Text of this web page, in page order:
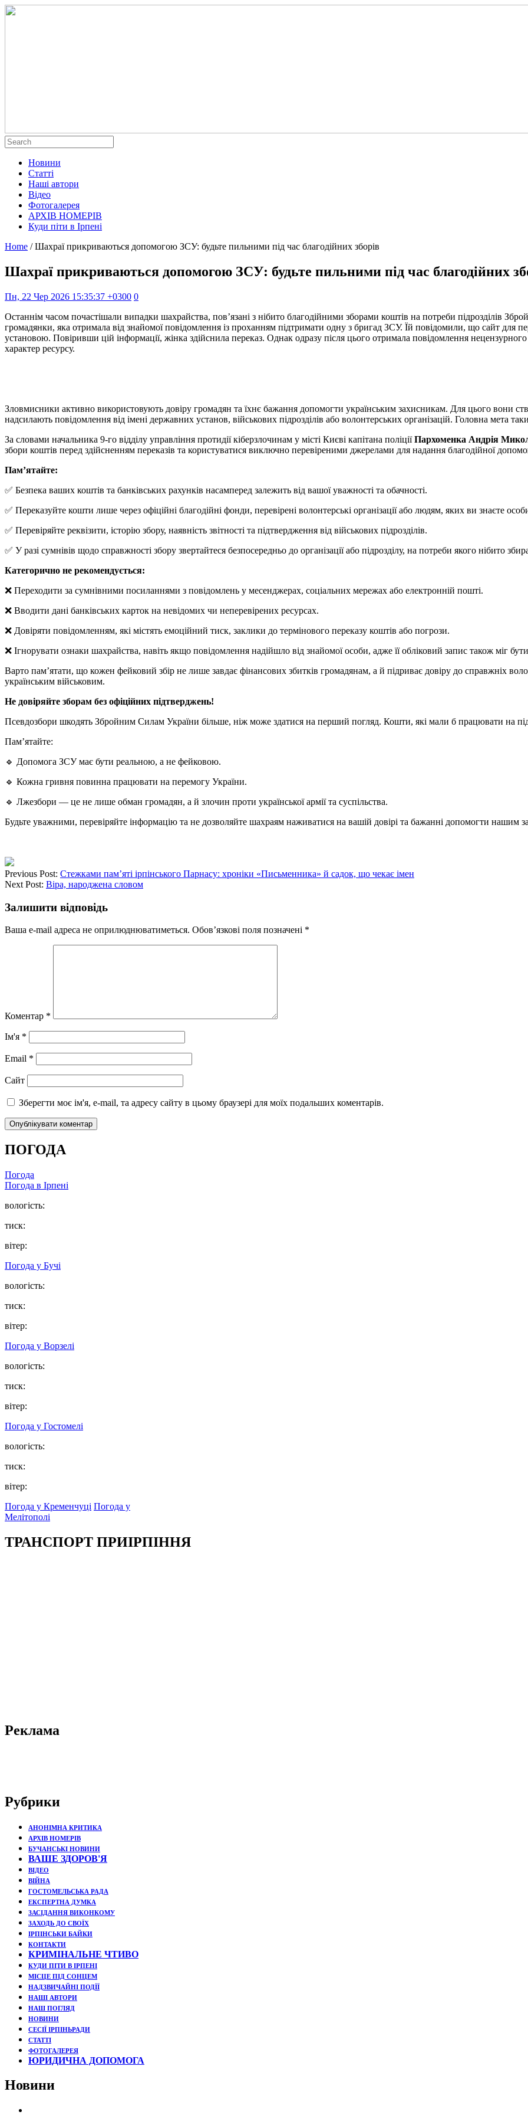
Новини
Статті
Наші автори
Відео
Фотогалерея
АРХІВ НОМЕРІВ
Куди піти в Ірпені
Home / Шахраї прикриваються допомогою ЗСУ: будьте пильними під час благодійних зборів
Шахраї прикриваються допомогою ЗСУ: будьте пильними під час благодійних
Пн, 22 Чер 2026 15:35:37 +0300 0
Останнім часом почастішали випадки шахрайства, пов’язані з нібито благодійними зборами коштів на потреби підрозділів
громадянки, яка отримала від знайомої повідомлення із проханням підтримати одну з бригад ЗСУ. Їй повідомили, що сайт для
установою. Повіривши цій інформації, жінка здійснила переказ. Однак одразу після цього отримала повідомлення
характер ресурсу.
Зловмисники активно використовують довіру громадян та їхнє бажання допомогти українським захисникам. Для цього вони
надсилають повідомлення від імені державних установ, військових підрозділів або волонтерських організацій. Головна мета
За словами начальника 9-го відділу управління протидії кіберзлочинам у місті Києві капітана поліціїПархоменка Андрія
збори коштів перед здійсненням переказів та користуватися виключно перевіреними джерелами для надання благодійної
Пам’ятайте:
✅ Безпека ваших коштів та банківських рахунків насамперед залежить від вашої уважності та обачності.
✅ Переказуйте кошти лише через офіційні благодійні фонди, перевірені волонтерські організації або людям, яких ви знаєте
✅ Перевіряйте реквізити, історію збору, наявність звітності та підтвердження від військових підрозділів.
✅ У разі сумнівів щодо справжності збору звертайтеся безпосередньо до організації або підрозділу, на потреби якого нібито
Категорично не рекомендується:
❌ Переходити за сумнівними посиланнями з повідомлень у месенджерах, соціальних мережах або електронній пошті.
❌ Вводити дані банківських карток на невідомих чи неперевірених ресурсах.
❌ Довіряти повідомленням, які містять емоційний тиск, заклики до термінового переказу коштів або погрози.
❌ Ігнорувати ознаки шахрайства, навіть якщо повідомлення надійшло від знайомої особи, адже її обліковий запис також міг
Варто пам’ятати, що кожен фейковий збір не лише завдає фінансових збитків громадянам, а й підриває довіру до справжніх
українським військовим.
Не довіряйте зборам без офіційних підтверджень!
Псевдозбори шкодять Збройним Силам України більше, ніж може здатися на перший погляд. Кошти, які мали б працювати на
Пам’ятайте:
🔹 Допомога ЗСУ має бути реальною, а не фейковою.
🔹 Кожна гривня повинна працювати на перемогу України.
🔹 Лжезбори — це не лише обман громадян, а й злочин проти української армії та суспільства.
Будьте уважними, перевіряйте інформацію та не дозволяйте шахраям наживатися на вашій довірі та бажанні допомогти нашим
Previous Post: Стежками пам’яті ірпінського Парнасу: хроніки «Письменника» й садок, що чекає імен
Next Post: Віра, народжена словом
Залишити відповідь
Ваша e-mail адреса не оприлюднюватиметься. Обов’язкові поля позначені *
Коментар *
Ім'я *
Email *
Сайт
Зберегти моє ім'я, e-mail, та адресу сайту в цьому браузері для моїх подальших коментарів.
ПОГОДА
Погода
Погода в Ірпені
вологість:
тиск:
вітер:
Погода у Бучі
вологість:
тиск:
вітер:
Погода у Ворзелі
вологість:
тиск:
вітер:
Погода у Гостомелі
вологість:
тиск:
вітер:
Погода у Кременчуці Погода у
Мелітополі
ТРАНСПОРТ ПРИІРПІННЯ
Реклама
Рубрики
АНОНІМНА КРИТИКА
АРХІВ НОМЕРІВ
БУЧАНСЬКІ НОВИНИ
ВАШЕ ЗДОРОВ'Я
ВІДЕО
ВІЙНА
ГОСТОМЕЛЬСЬКА РАДА
ЕКСПЕРТНА ДУМКА
ЗАСІДАННЯ ВИКОНКОМУ
ЗАХОДЬ ДО СВОЇХ
ІРПІНСЬКИ БАЙКИ
КОНТАКТИ
КРИМІНАЛЬНЕ ЧТИВО
КУДИ ПІТИ В ІРПЕНІ
МІСЦЕ ПІД СОНЦЕМ
НАДЗВИЧАЙНІ ПОДЇЇ
НАШІ АВТОРИ
НАШ ПОГЛЯД
НОВИНИ
СЕСІЇ ІРПІНЬРАДИ
СТАТТІ
ФОТОГАЛЕРЕЯ
ЮРИДИЧНА ДОПОМОГА
Новини